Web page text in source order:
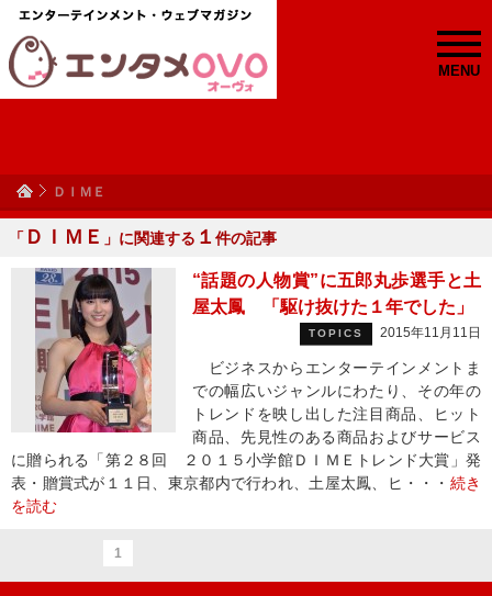
MENU
ＤＩＭＥ
「 ＤＩＭＥ 」に関連する １ 件の記事
“話題の人物賞”に五郎丸歩選手と土
屋太鳳 「駆け抜けた１年でした」
TOPICS 2015年11月11日
ビジネスからエンターテインメントま
での幅広いジャンルにわたり、その年の
トレンドを映し出した注目商品、ヒット
商品、先見性のある商品およびサービス
に贈られる「第２８回 ２０１５小学館ＤＩＭＥトレンド大賞」発
表・贈賞式が１１日、東京都内で行われ、土屋太鳳、ヒ・・・ 続き
を読む
1